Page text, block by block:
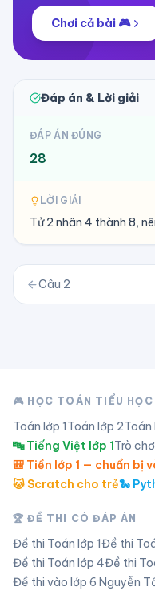
Chơi cả bài 🎮
Đáp án & Lời giải
ĐÁP ÁN ĐÚNG
28
LỜI GIẢI
Tử 2 nhân 4 thành 8,
Câu 2
🎮 HỌC TOÁN TIỂU HỌC
Toán lớp 1Toán lớp 2Toán
🔤 Tiếng Việt lớp 1Trò
🎒 Tiền lớp 1 — chuẩn bị
🐱 Scratch cho trẻ🐍
🏆 ĐỀ THI CÓ ĐÁP ÁN
Đề thi Toán lớp 1Đề thi
Đề thi Toán lớp 4Đề thi
Đề thi vào lớp 6 Nguyễn